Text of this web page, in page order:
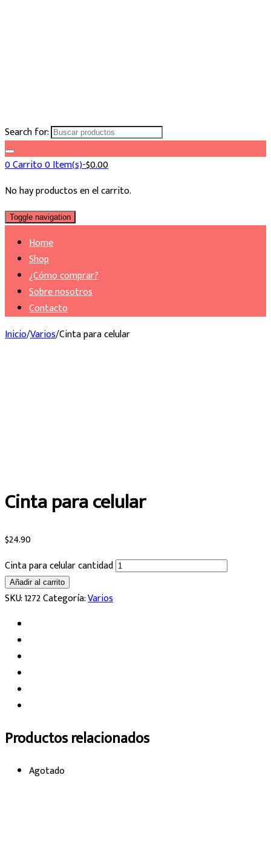
Search for:
0Carrito0 Item(s)-$0.00
No hay productos en el carrito.
Toggle navigation
Home
Shop
¿Cómo comprar?
Sobre nosotros
Contacto
Inicio/Varios/Cinta para celular
Cinta para celular
$24.90
Cinta para celular cantidad
Añadir al carrito
SKU:1272Categoría:Varios
Productos relacionados
Agotado